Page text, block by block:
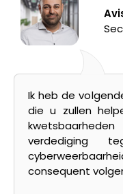
Ik heb de
die u zullen
verdediging
consequent